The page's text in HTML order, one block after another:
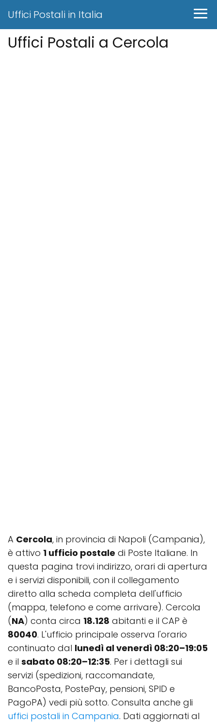
Uffici Postali in Italia
Uffici Postali a Cercola
A Cercola, in provincia di Napoli (Campania),
è attivo 1 ufficio postale di Poste Italiane. In
questa pagina trovi indirizzo, orari di apertura
e i servizi disponibili, con il collegamento
diretto alla scheda completa dell'ufficio
(mappa, telefono e come arrivare). Cercola
(NA) conta circa 18.128 abitanti e il CAP è
80040. L'ufficio principale osserva l'orario
continuato dal lunedì al venerdì 08:20–19:05
e il sabato 08:20–12:35. Per i dettagli sui
servizi (spedizioni, raccomandate,
BancoPosta, PostePay, pensioni, SPID e
PagoPA) vedi più sotto. Consulta anche gli
uffici postali in Campania. Dati aggiornati al